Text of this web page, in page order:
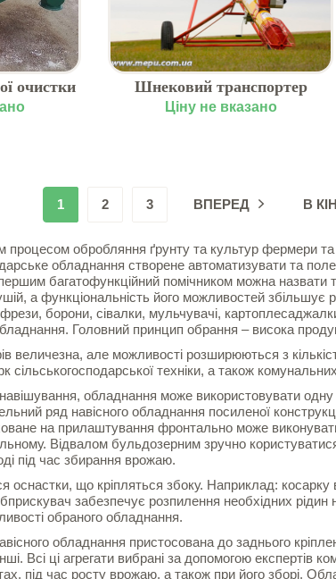
очистки
Шнековий транспортер
WESTFIELD WR 100 купити
Ціну не вказано
1 2 3 ВПЕРЕД В
процесом обробляння ґрунту та культур фермери та
обладнання створене автоматизувати та
багатофункційний помічником можна назвати
а функціональність його можливостей збільшує
борони, сівалки, мульчувачі,
Головний принцип обрання – висока
величезна, але можливості розширюються з
сільськогосподарської техніки, а також
навішування, обладнання може використовувати
ряд навісного обладнання посиленої
на прилаштування фронтально може
Відвалом бульдозерним зручно
під час збирання врожаю.
оснастки, що кріпляться збоку. Наприклад: косарку
забезпечує розпилення необхідних рідин
обраного обладнання.
обладнання пристосована до заднього
Всі ці агрегати вибрані за допомогою експертів
під час росту врожаю, а також при його зборі.